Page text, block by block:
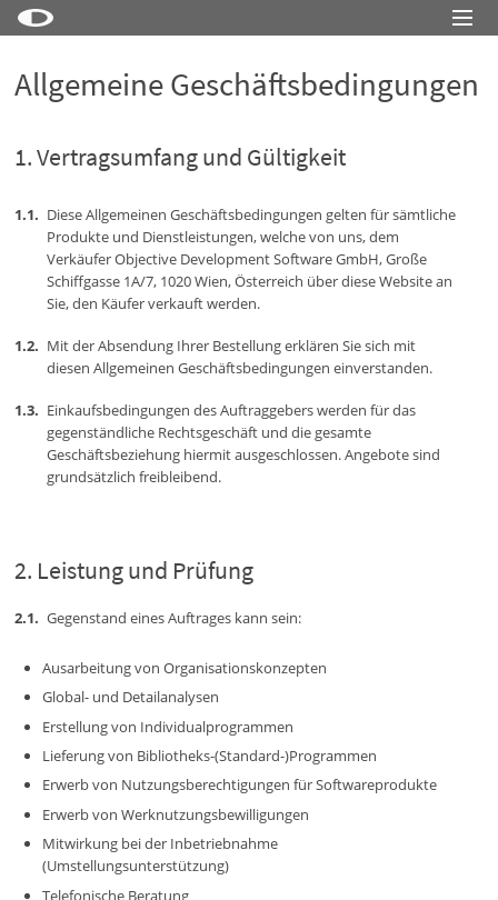
Little Snitch Mini
Internet Access Policy Viewer
Mehr Produkte
Shop
Support
Allgemeine Geschäftsbedingungen
Vertragsumfang und Gültigkeit
Diese Allgemeinen Geschäftsbedingungen gelten für sämtliche
Produkte und Dienstleistungen, welche von uns, dem
Verkäufer Objective Development Software GmbH, Große
Schiffgasse 1A/7, 1020 Wien, Österreich über diese Website an
Sie, den Käufer verkauft werden.
Mit der Absendung Ihrer Bestellung erklären Sie sich mit
diesen Allgemeinen Geschäftsbedingungen einverstanden.
Einkaufsbedingungen des Auftraggebers werden für das
gegenständliche Rechtsgeschäft und die gesamte
Geschäftsbeziehung hiermit ausgeschlossen. Angebote sind
grundsätzlich freibleibend.
Leistung und Prüfung
Gegenstand eines Auftrages kann sein:
Ausarbeitung von Organisationskonzepten
Global- und Detailanalysen
Erstellung von Individualprogrammen
Lieferung von Bibliotheks-(Standard-)Programmen
Erwerb von Nutzungsberechtigungen für Softwareprodukte
Erwerb von Werknutzungsbewilligungen
Mitwirkung bei der Inbetriebnahme
(Umstellungsunterstützung)
Telefonische Beratung